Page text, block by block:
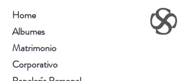
Home
Albumes
Matrimonio
Corporativo